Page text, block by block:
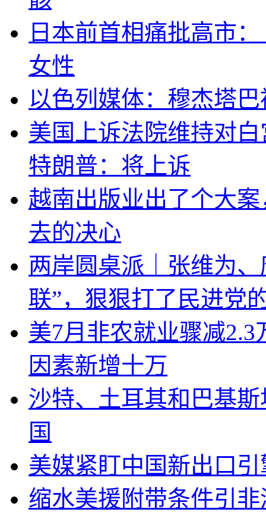
日本前首相痛批高市
女性
以色列媒体：穆杰塔
美国上诉法院维持对
特朗普：将上诉
越南出版业出了个大
去的决心
两岸圆桌派｜张维为
联”，狠狠打了民进党
美7月非农就业骤减
因素新增十万
沙特、土耳其和巴基
国
美媒紧盯中国新出口
缩水美援附带条件引